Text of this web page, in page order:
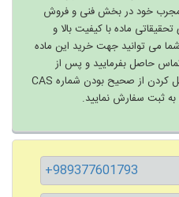
مجرب خود در بخش فنی و فروش
ماده با کیفیت بالا و
می توانید جهت خرید این ماده
حاصل بفرمایید و پس از
دریافت پیش فاکتور و اطمینان حاصل کردن از صحیح بودن شماره CAS
به ثبت سفارش نمایید.
+989377601793